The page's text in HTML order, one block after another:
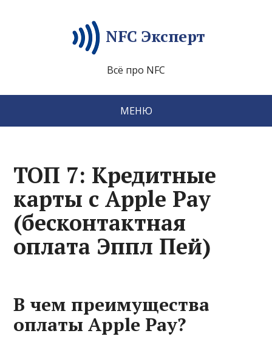
NFC Эксперт
Всё про NFC
МЕНЮ
ТОП 7: Кредитные
карты с Apple Pay
(бесконтактная
оплата Эппл Пей)
В чем преимущества
оплаты Apple Pay?